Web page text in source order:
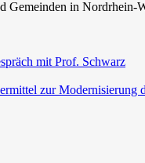
Gemeinden in
mit Prof. Schwarz
zur Modernisierung